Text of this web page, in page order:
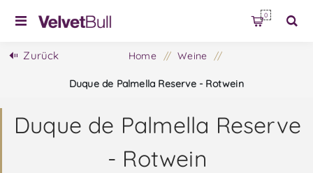
0
Zurück Home / Weine /
Duque de Palmella Reserve - Rotwein
Duque de Palmella Reserve
- Rotwein